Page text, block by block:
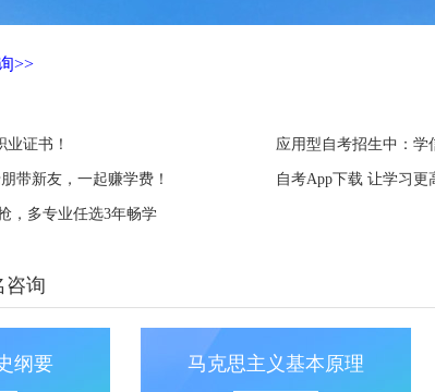
>>
证书！ 应用型自考招生中：学
带新友，一起赚学费！ 自考App下载 让学习更
，多专业任选3年畅学
咨询
纲要 马克思主义基本原理